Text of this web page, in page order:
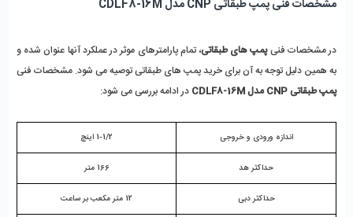
مشخصات فنی پمپ طبقاتی CNP مدل CDLF8-16M
در مشخصات فنی پمپ های طبقاتی
به همین دلیل توجه به آن برای خرید پمپ های طبقاتی توصیه می شود. مشخصات فنی
پمپ طبقاتی CNP مدل CDLF8-16M
در ادامه بررسی می شود:
اندازه ورودی و خروجی 1-1/2 اینچ
حداکثر هد 166 متر
حداکثر دبی 12 متر مکعب بر ساعت